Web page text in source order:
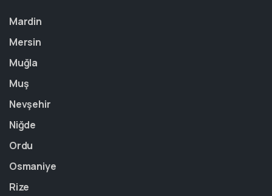
Mardin
Mersin
Muğla
Muş
Nevşehir
Niğde
Ordu
Osmaniye
Rize